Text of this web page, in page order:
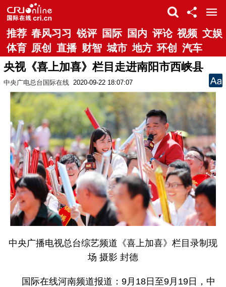
推荐 春风习习 锐评 国际 国内 评论 视频 文娱
体育 原创 直播 财智 城市 地方 环创 汽车
央视《喜上加喜》栏目走进南阳市西峡县
中央广电总台国际在线 2020-09-22 18:07:07
中央广播电视总台综艺频道《喜上加喜》栏目录制现
场 摄影 封德
国际在线河南频道报道：9月18日至9月19日，中